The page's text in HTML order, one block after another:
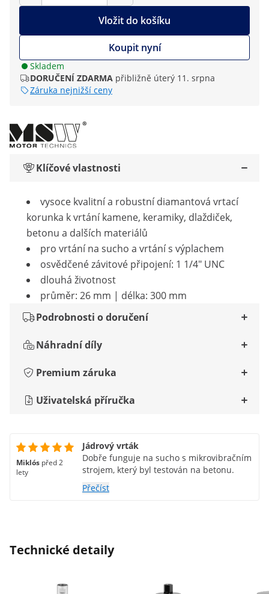
Vložit do košíku
Koupit nyní
Skladem
DORUČENÍ ZDARMA přibližně úterý 11. srpna
Záruka nejnižší ceny
Klíčové vlastnosti
vysoce kvalitní a robustní diamantová vrtací
korunka k vrtání kamene, keramiky, dlaždiček,
betonu a dalších materiálů
pro vrtání na sucho a vrtání s výplachem
osvědčené závitové připojení: 1 1/4" UNC
dlouhá životnost
průměr: 26 mm | délka: 300 mm
Podrobnosti o doručení
Náhradní díly
Premium záruka
Uživatelská příručka
Miklós před 2
lety
Jádrový vrták
Dobře funguje na sucho s mikrovibračním
strojem, který byl testován na betonu.
Přečíst
Technické detaily